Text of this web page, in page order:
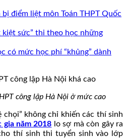
bị điểm liệt môn Toán THPT Quốc
kiệt sức” thi theo học những
có mức học phí “khủng” dành
công lập Hà Nội ở mức cao
chọi” không chỉ khiến các thí sinh
gia năm 2018 lo sợ mà còn gây ra
thí sinh thi tuyển sinh vào lớp